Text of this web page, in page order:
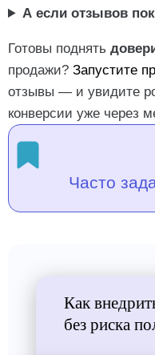
А если отзывов
Готовы поднять
продажи? Запустите
отзывы — и увидите
конверсии уже через
Часто
Как
без риска